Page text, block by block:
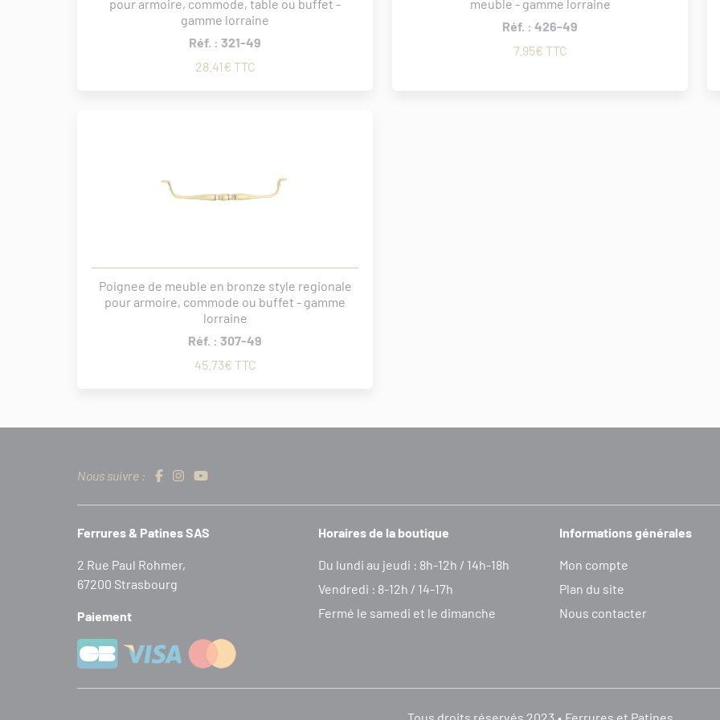
pour armoire, commode, table ou buffet -
gamme lorraine
Réf. : 321-49
28.41€ TTC
meuble - gamme lorraine
Réf. : 426-49
7.95€ TTC
Poignee de meuble en bronze style regionale
pour armoire, commode ou buffet - gamme
lorraine
Réf. : 307-49
45.73€ TTC
Nous suivre :
Ferrures & Patines SAS
2 Rue Paul Rohmer,
67200 Strasbourg
Paiement
Horaires de la boutique
Du lundi au jeudi : 8h-12h / 14h-18h
Vendredi : 8-12h / 14-17h
Fermé le samedi et le dimanche
Informations générales
Mon compte
Plan du site
Nous contacter